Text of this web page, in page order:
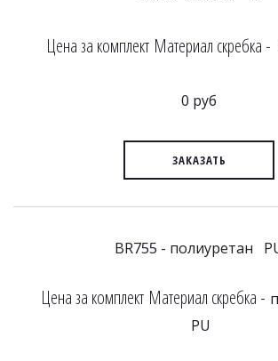
Цена за комплект Материал скребка
0 руб
ЗАКАЗАТЬ
BR755 - полиуретан
Цена за комплект Материал скребка -
PU